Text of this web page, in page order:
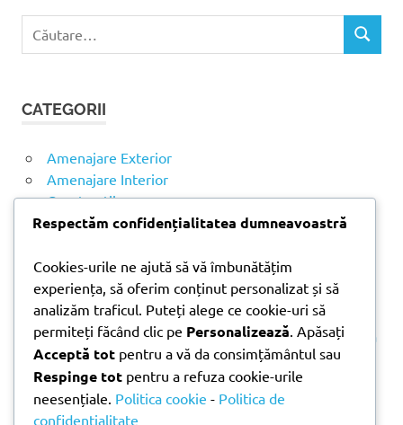
ă
u
p
ă
C
CATEGORII
Amenajare Exterior
Amenajare Interior
Construcții
Noutăți
ARTICOLE RECENTE
Parchet laminat sau SPC? Diferențele care contează
Materiale pentru zidărie – avantajele fiecărei soluții
și când se folosesc
Ghid practic pentru alegerea vopselei lavabile
Respectăm confidențialitatea dumneavoastră
Cookies-urile ne ajută să vă îmbunătățim
experiența, să oferim conținut personalizat și să
analizăm traficul. Puteți alege ce cookie-uri să
permiteți făcând clic pe Personalizează . Apăsați
Acceptă tot pentru a vă da consimțământul sau
Respinge tot pentru a refuza cookie-urile
neesențiale. Politica cookie - Politica de
confidențialitate